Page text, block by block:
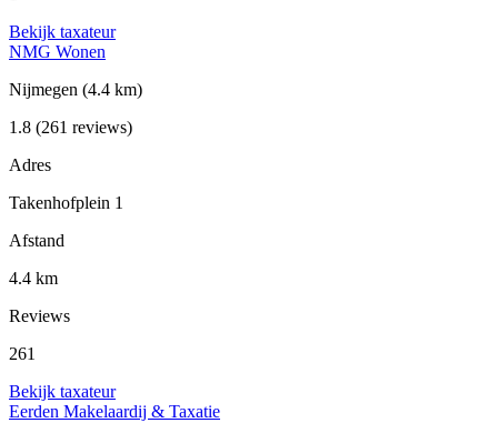
Bekijk taxateur
NMG Wonen
Nijmegen (4.4 km)
1.8 (261 reviews)
Adres
Takenhofplein 1
Afstand
4.4 km
Reviews
261
Bekijk taxateur
Eerden Makelaardij & Taxatie